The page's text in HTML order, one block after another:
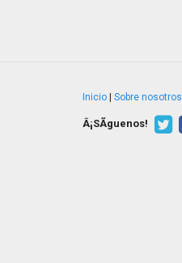
Inicio Sobre nosotros
Â¡SÃ­guenos!